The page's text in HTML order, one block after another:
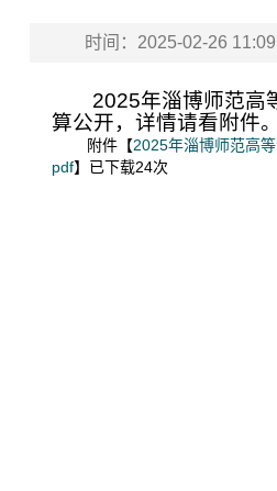
时间：2025-02-26
2025年淄博师范高
算公开，详情请看附件。
附件【2025年淄博师范高
pdf】已下载24次